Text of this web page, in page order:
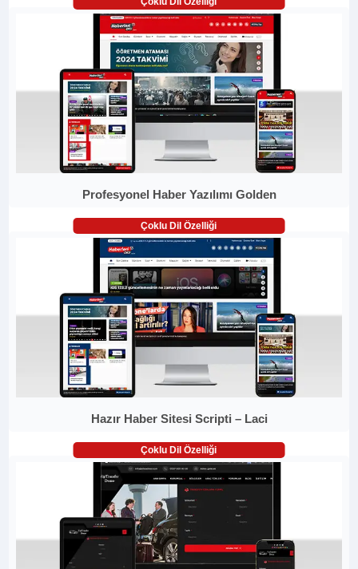
Profesyonel Haber Yazılımı Golden
Çoklu Dil Özelliği
Hazır Haber Sitesi Scripti – Laci
Çoklu Dil Özelliği